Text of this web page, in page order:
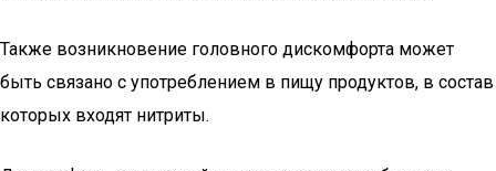
Также возникновение головного дискомфорта может
быть связано с употреблением в пищу продуктов, в состав
которых входят нитриты.